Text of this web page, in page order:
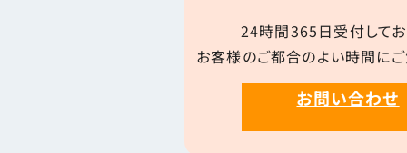
24時間365日受付してお
お客様のご都合のよい時間にご
お問い合わせ